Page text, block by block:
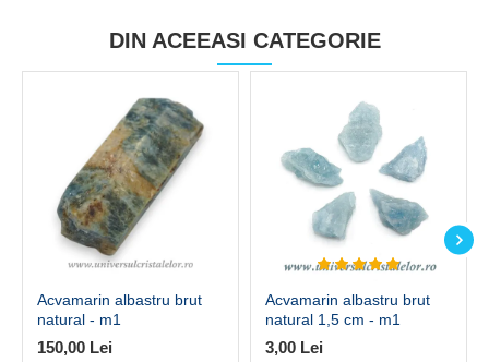
DIN ACEEASI CATEGORIE
Acvamarin albastru brut
natural - m1
150,00 Lei
Acvamarin albastru brut
natural 1,5 cm - m1
3,00 Lei